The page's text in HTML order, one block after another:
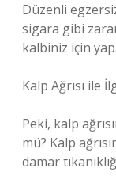
Düzenli
sigara gibi
kalbiniz için
Kalp Ağrısı ile
Peki, kalp
mü? Kalp
damar